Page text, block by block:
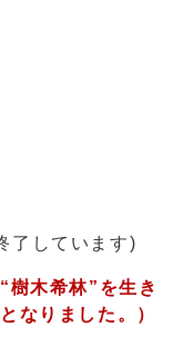
了しています)
樹木希林”を生き
なりました。）